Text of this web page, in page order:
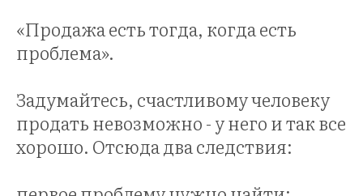
«Продажа есть тогда, когда есть
проблема».
Задумайтесь, счастливому человеку
продать невозможно - у него и так все
хорошо. Отсюда два следствия: